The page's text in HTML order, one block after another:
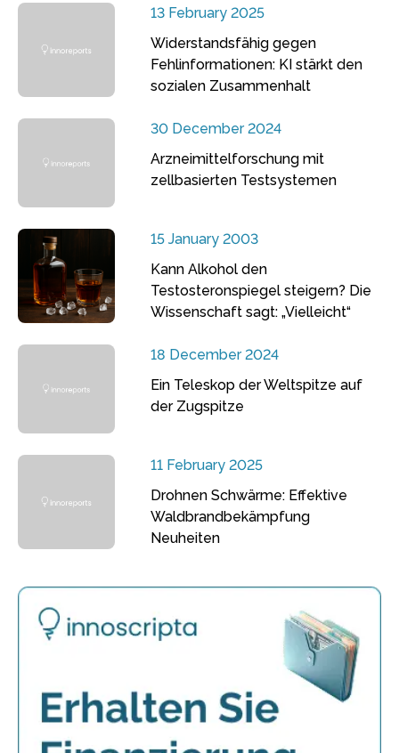
13 February 2025
Widerstandsfähig gegen
Fehlinformationen: KI stärkt den
sozialen Zusammenhalt
30 December 2024
Arzneimittelforschung mit
zellbasierten Testsystemen
15 January 2003
Kann Alkohol den
Testosteronspiegel steigern? Die
Wissenschaft sagt: „Vielleicht“
18 December 2024
Ein Teleskop der Weltspitze auf
der Zugspitze
11 February 2025
Drohnen Schwärme: Effektive
Waldbrandbekämpfung
Neuheiten